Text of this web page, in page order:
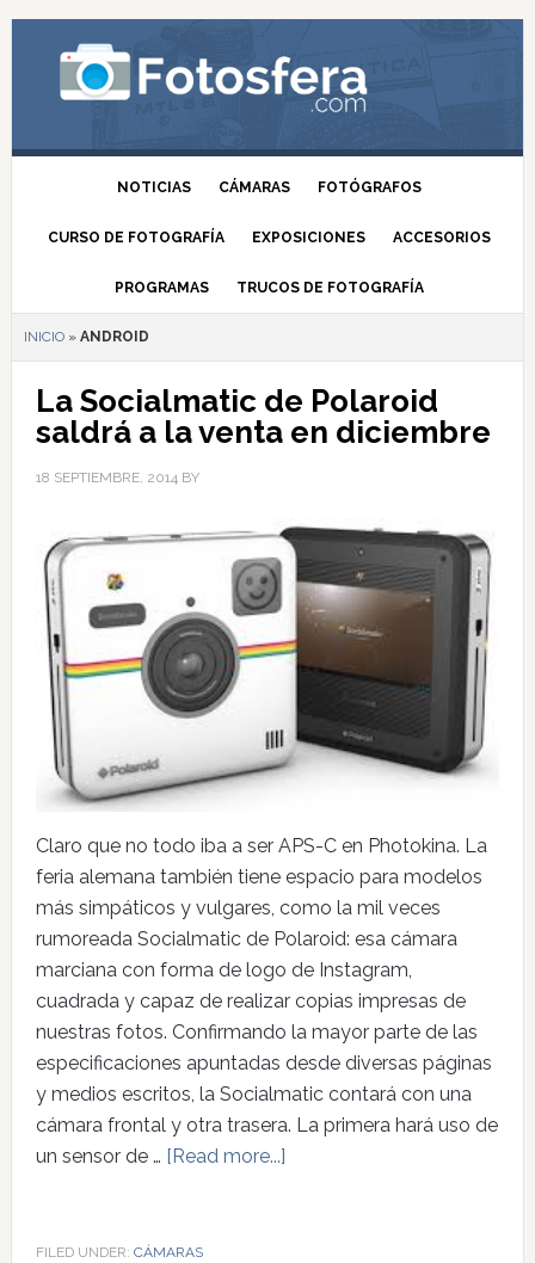
NOTICIAS CÁMARAS FOTÓGRAFOS
CURSO DE FOTOGRAFÍA EXPOSICIONES ACCESORIOS
PROGRAMAS TRUCOS DE FOTOGRAFÍA
INICIO» ANDROID
La Socialmatic de Polaroid
saldrá a la venta en diciembre
18 SEPTIEMBRE, 2014BY
Claro que no todo iba a ser APS-C en Photokina. La
feria alemana también tiene espacio para modelos
más simpáticos y vulgares, como la mil veces
rumoreada Socialmatic de Polaroid: esa cámara
marciana con forma de logo de Instagram,
cuadrada y capaz de realizar copias impresas de
nuestras fotos. Confirmando la mayor parte de las
especificaciones apuntadas desde diversas páginas
y medios escritos, la Socialmatic contará con una
cámara frontal y otra trasera. La primera hará uso de
un sensor de … [Read more...]
FILED UNDER: CÁMARAS